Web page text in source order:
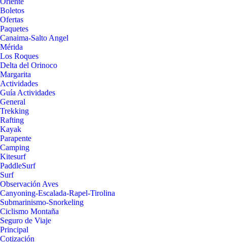
Boletos
Ofertas
Paquetes
Canaima-Salto Angel
Mérida
Los Roques
Delta del Orinoco
Margarita
Actividades
Guía Actividades
General
Trekking
Rafting
Kayak
Parapente
Camping
Kitesurf
PaddleSurf
Surf
Observación Aves
Canyoning-Escalada-Rapel-Tirolina
Submarinismo-Snorkeling
Ciclismo Montaña
Seguro de Viaje
Principal
Cotización